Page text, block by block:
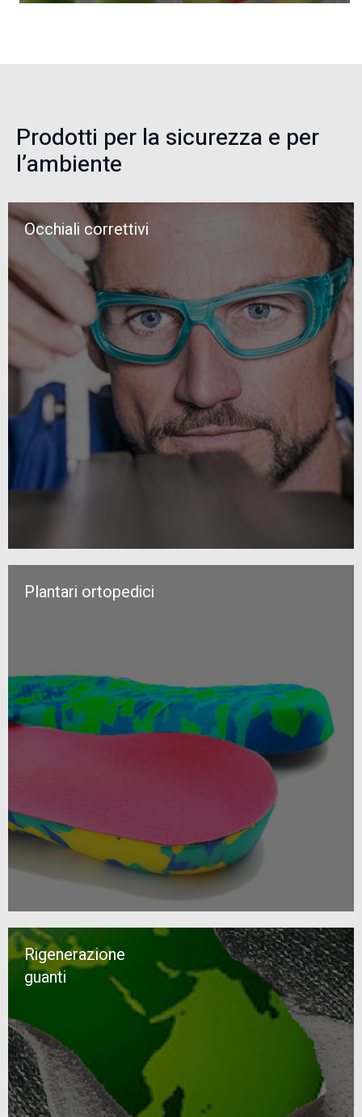
Prodotti per la sicurezza e per
l’ambiente
Occhiali correttivi
Plantari ortopedici
Rigenerazione
guanti